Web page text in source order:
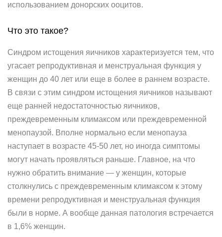
использованием донорских ооцитов.
Что это такое?
Синдром истощения яичников характеризуется тем, что
угасает репродуктивная и менструальная функция у
женщин до 40 лет или еще в более в раннем возрасте.
В связи с этим синдром истощения яичников называют
еще ранней недостаточностью яичников,
преждевременным климаксом или преждевременной
менопаузой. Вполне нормально если менопауза
наступает в возрасте 45-50 лет, но иногда симптомы
могут начать проявляться раньше. Главное, на что
нужно обратить внимание — у женщин, которые
столкнулись с преждевременным климаксом к этому
времени репродуктивная и менструальная функция
были в норме. А вообще данная патология встречается
в 1,6% женщин.